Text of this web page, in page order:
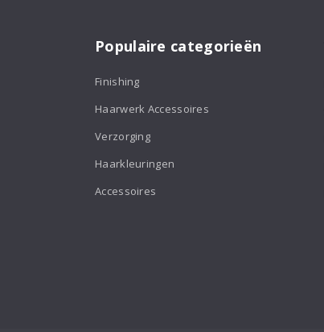
Populaire categorieën
Finishing
Haarwerk Accessoires
Verzorging
Haarkleuringen
Accessoires